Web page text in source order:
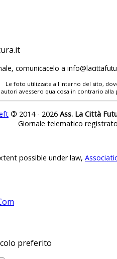
comunicacelo a
Le foto utilizzate all'interno del sito,
avessero qualcosa in contrario
© 2014 - 2026 Ass. La Città
Giornale telematico
possible under law,
preferito